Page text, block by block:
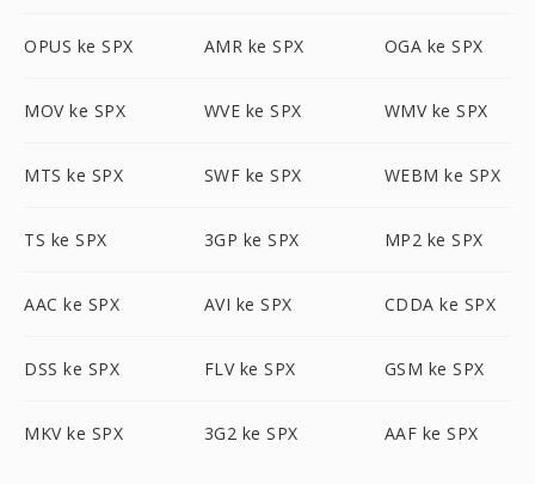
OPUS ke SPX AMR ke SPX OGA ke SPX
MOV ke SPX WVE ke SPX WMV ke SPX
MTS ke SPX SWF ke SPX WEBM ke SPX
TS ke SPX 3GP ke SPX MP2 ke SPX
AAC ke SPX AVI ke SPX CDDA ke SPX
DSS ke SPX FLV ke SPX GSM ke SPX
MKV ke SPX 3G2 ke SPX AAF ke SPX